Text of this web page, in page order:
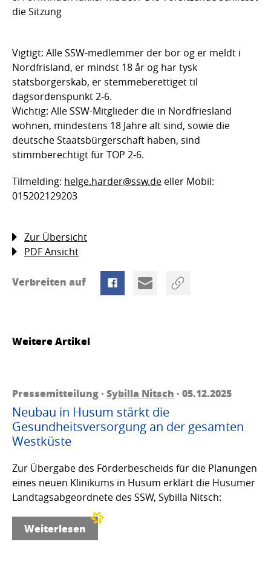
die Sitzung
Vigtigt: Alle SSW-medlemmer der bor og er meldt i
Nordfrisland, er mindst 18 år og har tysk
statsborgerskab, er stemmeberettiget til
dagsordenspunkt 2-6.
Wichtig: Alle SSW-Mitglieder die in Nordfriesland
wohnen, mindestens 18 Jahre alt sind, sowie die
deutsche Staatsbürgerschaft haben, sind
stimmberechtigt für TOP 2-6.
Tilmelding: helge.harder@ssw.de eller Mobil:
015202129203
Zur Übersicht
PDF Ansicht
Verbreiten auf
Weitere Artikel
Pressemitteilung · Sybilla Nitsch · 05.12.2025
Neubau in Husum stärkt die
Gesundheitsversorgung an der gesamten
Westküste
Zur Übergabe des Förderbescheids für die Planungen
eines neuen Klinikums in Husum erklärt die Husumer
Landtagsabgeordnete des SSW, Sybilla Nitsch:
Weiterlesen